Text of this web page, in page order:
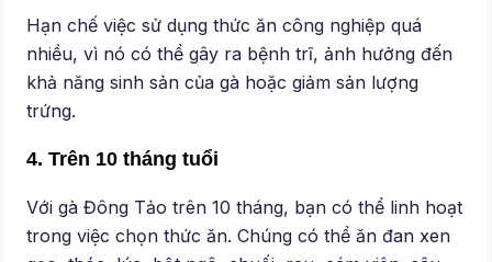
Hạn chế việc sử dụng thức ăn công nghiệp quá
nhiều, vì nó có thể gây ra bệnh trĩ, ảnh hưởng đến
khả năng sinh sản của gà hoặc giảm sản lượng
trứng.
4. Trên 10 tháng tuổi
Với gà Đông Tảo trên 10 tháng, bạn có thể linh hoạt
trong việc chọn thức ăn. Chúng có thể ăn đan xen